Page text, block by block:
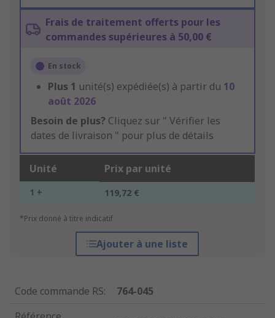
Frais de traitement offerts pour les
commandes supérieures à 50,00 €
En stock
Plus 1 unité(s) expédiée(s) à partir du 10
août 2026
Besoin de plus? Cliquez sur " Vérifier les
dates de livraison " pour plus de détails
Unité Prix par unité
1 + 119,72 €
*Prix donné à titre indicatif
Ajouter à une liste
Code commande RS:
764-045